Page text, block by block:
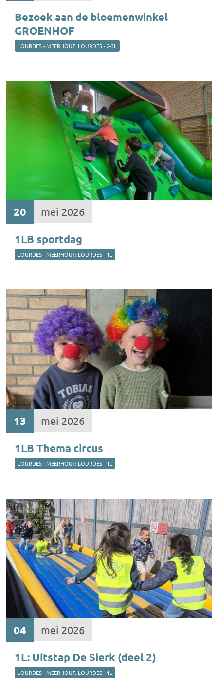
Bezoek aan de bloemenwinkel
GROENHOF
LOURDES - MEERHOUT: LOURDES - 2-3L
20 mei 2026
1LB sportdag
LOURDES - MEERHOUT: LOURDES - 1L
13 mei 2026
1LB Thema circus
LOURDES - MEERHOUT: LOURDES - 1L
04 mei 2026
1L: Uitstap De Sierk (deel 2)
LOURDES - MEERHOUT: LOURDES - 1L